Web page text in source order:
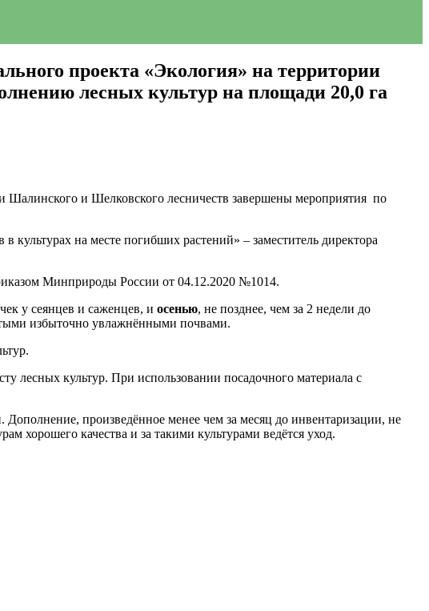
проекта «Экология» на территории
лесных культур на площади 20,0 га
Шалинского и Шелковского лесничеств завершены мероприятия по
культурах на месте погибших растений» – заместитель директора
Минприроды России от 04.12.2020 №1014.
у сеянцев и саженцев, и осенью, не позднее, чем за 2 недели до
избыточно увлажнёнными почвами.
лесных культур. При использовании посадочного материала с
произведённое менее чем за месяц до инвентаризации, не
хорошего качества и за такими культурами ведётся уход.